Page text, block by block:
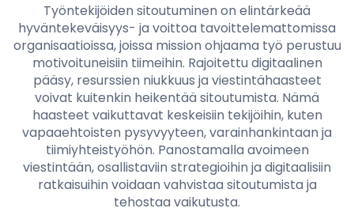
Ota yhteyttä myyntiin
Kirjaudu sisään
Työntekijöiden sitoutuminen on elintärkeää
hyväntekeväisyys- ja voittoa tavoittelemattomissa
organisaatioissa, joissa mission ohjaama työ perustuu
motivoituneisiin tiimeihin. Rajoitettu digitaalinen
pääsy, resurssien niukkuus ja viestintähaasteet
voivat kuitenkin heikentää sitoutumista. Nämä
haasteet vaikuttavat keskeisiin tekijöihin, kuten
vapaaehtoisten pysyvyyteen, varainhankintaan ja
tiimiyhteistyöhön. Panostamalla avoimeen
viestintään, osallistaviin strategioihin ja digitaalisiin
ratkaisuihin voidaan vahvistaa sitoutumista ja
tehostaa vaikutusta.